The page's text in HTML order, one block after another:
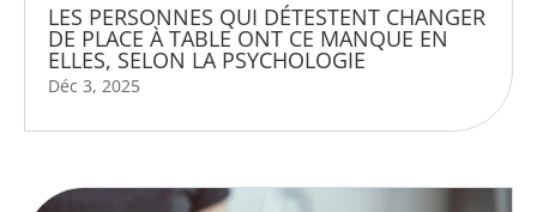
LES PERSONNES QUI DÉTESTENT CHANGER
DE PLACE À TABLE ONT CE MANQUE EN
ELLES, SELON LA PSYCHOLOGIE
Déc 3, 2025